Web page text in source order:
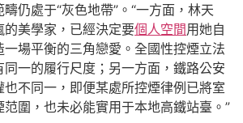
疇仍處于“灰色地帶”。“一方面，林天
美學家，已經決定要個人空間用她自
一場平衡的三角戀愛。全國性控煙立法
一的履行尺度；另一方面，鐵路公安
不同一，即便某處所控煙律例已將室
圍，也未必能實用于本地高鐵站臺。”